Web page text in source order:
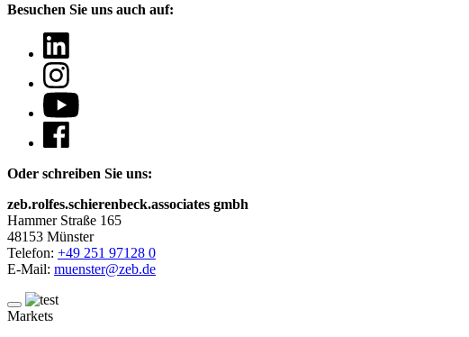
Besuchen Sie uns auch auf:
Oder schreiben Sie uns:
zeb.rolfes.schierenbeck.associates gmbh
Hammer Straße 165
48153 Münster
Telefon: +49 251 97128 0
E-Mail: muenster@zeb.de
Markets